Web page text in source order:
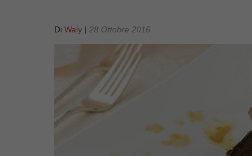
Di Waly | 28 Ottobre 2016